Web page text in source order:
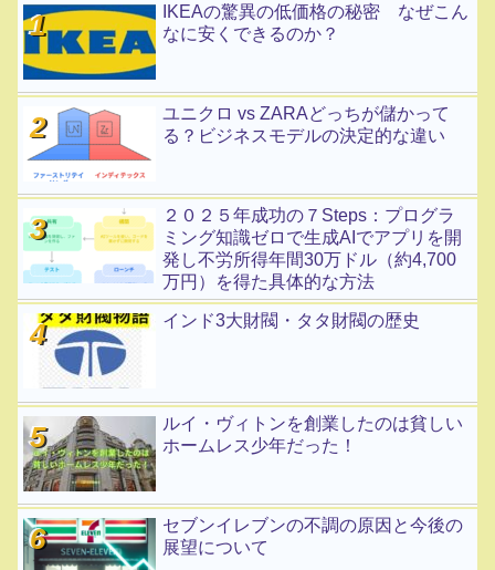
IKEAの驚異の低価格の秘密 なぜこん
なに安くできるのか？
ユニクロ vs ZARAどっちが儲かって
る？ビジネスモデルの決定的な違い
２０２５年成功の７Steps：プログラ
ミング知識ゼロで生成AIでアプリを開
発し不労所得年間30万ドル（約4,700
万円）を得た具体的な方法
インド3大財閥・タタ財閥の歴史
ルイ・ヴィトンを創業したのは貧しい
ホームレス少年だった！
セブンイレブンの不調の原因と今後の
展望について